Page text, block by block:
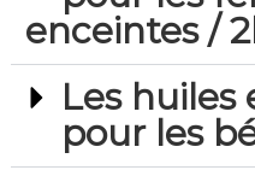
enceintes /
Les huiles
pour les